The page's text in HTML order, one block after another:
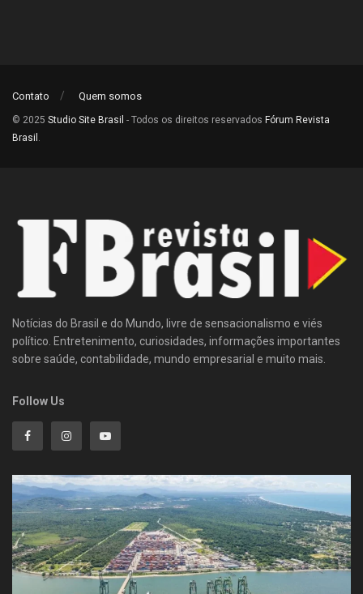
Contato Quem somos
© 2025 Studio Site Brasil - Todos os direitos reservados Fórum Revista
Brasil .
Notícias do Brasil e do Mundo, livre de sensacionalismo e viés
político. Entretenimento, curiosidades, informações importantes
sobre saúde, contabilidade, mundo empresarial e muito mais.
Follow Us